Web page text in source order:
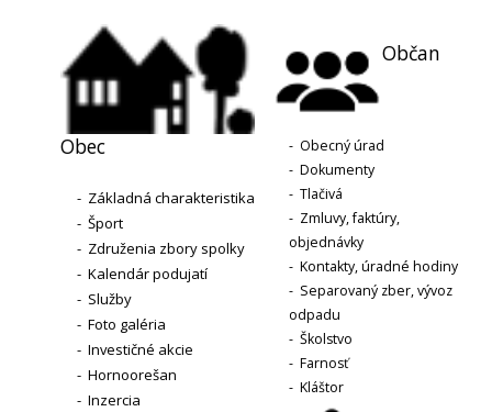
Obec
- Základná charakteristika
- Šport
- Združenia zbory spolky
- Kalendár podujatí
- Služby
- Foto galéria
- Investičné akcie
- Hornoorešan
- Inzercia
Občan
- Obecný úrad
-Dokumenty
-Tlačivá
- Zmluvy, faktúry,
objednávky
-Kontakty, úradné hodiny
- Separovaný zber, vývoz
odpadu
-Školstvo
-Farnosť
-Kláštor